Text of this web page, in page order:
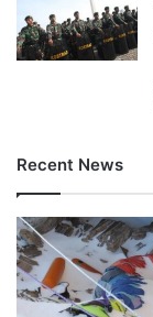
Recent News